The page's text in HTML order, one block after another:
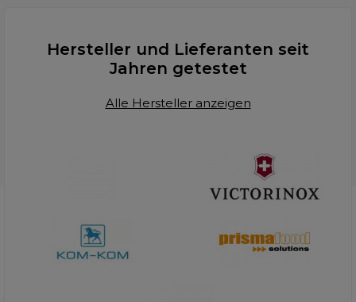
Hersteller und Lieferanten seit
Jahren getestet
Alle Hersteller anzeigen